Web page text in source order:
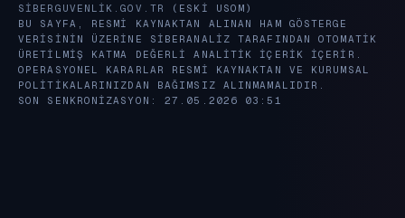
SIBERGUVENLIK.GOV.TR
(ESKI USOM)
BU SAYFA, RESMI KAYNAKTAN ALINAN HAM GÖSTERGE
VERISININ ÜZERINE SIBERANALIZ TARAFINDAN OTOMATIK
ÜRETILMIŞ KATMA DEĞERLI ANALITIK IÇERIK IÇERIR.
OPERASYONEL KARARLAR RESMI KAYNAKTAN VE KURUMSAL
POLITIKALARINIZDAN BAĞIMSIZ ALINMAMALIDIR.
SON SENKRONIZASYON: 27.05.2026 03:51